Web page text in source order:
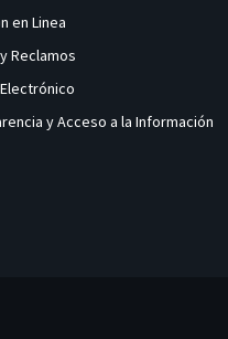
en Linea
Reclamos
y Acceso a la Información